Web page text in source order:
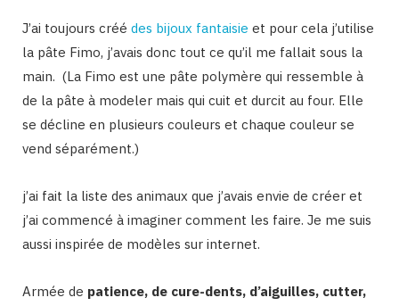
J’ai toujours créé des bijoux fantaisie et pour cela j’utilise
la pâte Fimo, j’avais donc tout ce qu’il me fallait sous la
main. (La Fimo est une pâte polymère qui ressemble à
de la pâte à modeler mais qui cuit et durcit au four. Elle
se décline en plusieurs couleurs et chaque couleur se
vend séparément.)
j’ai fait la liste des animaux que j’avais envie de créer et
j’ai commencé à imaginer comment les faire. Je me suis
aussi inspirée de modèles sur internet.
Armée de patience, de cure-dents, d’aiguilles, cutter,